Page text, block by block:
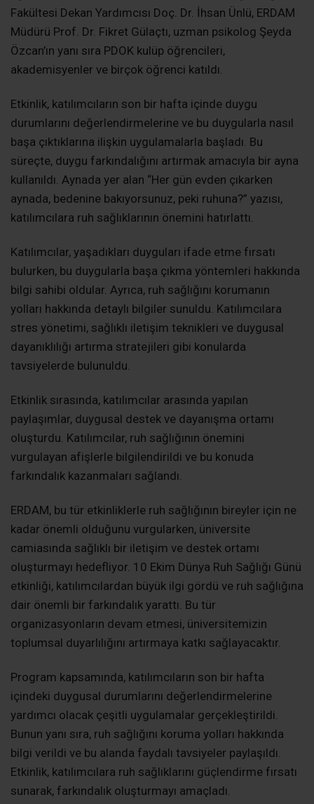
Fakültesi Dekan Yardımcısı Doç. Dr. İhsan Ünlü, ERDAM
Müdürü Prof. Dr. Fikret Gülaçtı, uzman psikolog Şeyda
Özcan’ın yanı sıra PDOK kulüp öğrencileri,
akademisyenler ve birçok öğrenci katıldı.
Etkinlik, katılımcıların son bir hafta içinde duygu
durumlarını değerlendirmelerine ve bu duygularla nasıl
başa çıktıklarına ilişkin uygulamalarla başladı. Bu
süreçte, duygu farkındalığını artırmak amacıyla bir ayna
kullanıldı. Aynada yer alan “Her gün evden çıkarken
aynada, bedenine bakıyorsunuz, peki ruhuna?” yazısı,
katılımcılara ruh sağlıklarının önemini hatırlattı.
Katılımcılar, yaşadıkları duyguları ifade etme fırsatı
bulurken, bu duygularla başa çıkma yöntemleri hakkında
bilgi sahibi oldular. Ayrıca, ruh sağlığını korumanın
yolları hakkında detaylı bilgiler sunuldu. Katılımcılara
stres yönetimi, sağlıklı iletişim teknikleri ve duygusal
dayanıklılığı artırma stratejileri gibi konularda
tavsiyelerde bulunuldu.
Etkinlik sırasında, katılımcılar arasında yapılan
paylaşımlar, duygusal destek ve dayanışma ortamı
oluşturdu. Katılımcılar, ruh sağlığının önemini
vurgulayan afişlerle bilgilendirildi ve bu konuda
farkındalık kazanmaları sağlandı.
ERDAM, bu tür etkinliklerle ruh sağlığının bireyler için ne
kadar önemli olduğunu vurgularken, üniversite
camiasında sağlıklı bir iletişim ve destek ortamı
oluşturmayı hedefliyor. 10 Ekim Dünya Ruh Sağlığı Günü
etkinliği, katılımcılardan büyük ilgi gördü ve ruh sağlığına
dair önemli bir farkındalık yarattı. Bu tür
organizasyonların devam etmesi, üniversitemizin
toplumsal duyarlılığını artırmaya katkı sağlayacaktır.
Program kapsamında, katılımcıların son bir hafta
içindeki duygusal durumlarını değerlendirmelerine
yardımcı olacak çeşitli uygulamalar gerçekleştirildi.
Bunun yanı sıra, ruh sağlığını koruma yolları hakkında
bilgi verildi ve bu alanda faydalı tavsiyeler paylaşıldı.
Etkinlik, katılımcılara ruh sağlıklarını güçlendirme fırsatı
sunarak, farkındalık oluşturmayı amaçladı.